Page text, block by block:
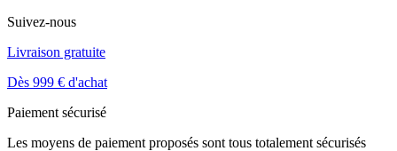
Suivez-nous
Livraison gratuite
Dès 999 € d'achat
Paiement sécurisé
Les moyens de paiement proposés sont tous totalement sécurisés